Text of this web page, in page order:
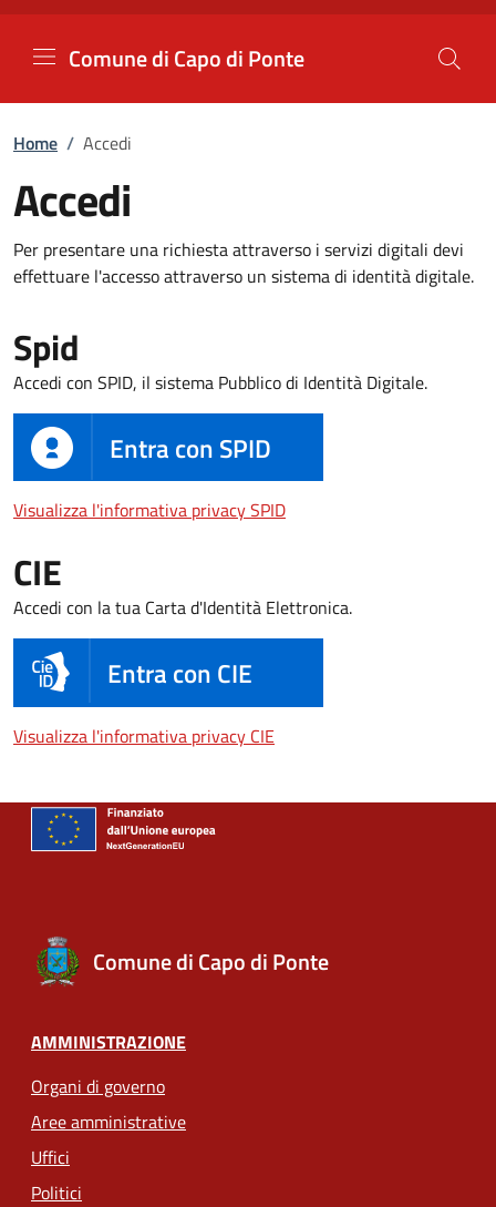
Vai al contenuto principale
Comune di Capo di Ponte
Comune di Capo di Ponte
Home / Accedi
Accedi
Per presentare una richiesta attraverso i servizi digitali devi
effettuare l'accesso attraverso un sistema di identità digitale.
Spid
Accedi con SPID, il sistema Pubblico di Identità Digitale.
Entra con SPID
Visualizza l'informativa privacy SPIDVisualizza l'informativa
CIE
Accedi con la tua Carta d'Identità Elettronica.
Entra con CIE
Visualizza l'informativa privacy CIE
Comune di Capo di Ponte
AMMINISTRAZIONE
Organi di governo
Aree amministrative
Uffici
Politici